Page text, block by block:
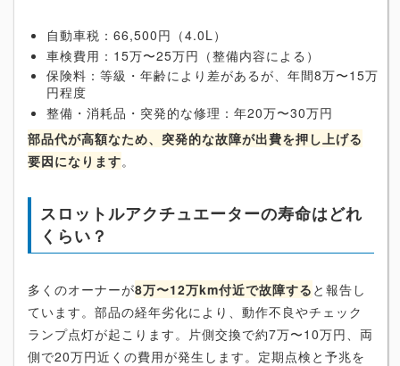
自動車税：66,500円（4.0L）
車検費用：15万〜25万円（整備内容による）
保険料：等級・年齢により差があるが、年間8万〜15万
円程度
整備・消耗品・突発的な修理：年20万〜30万円
部品代が高額なため、突発的な故障が出費を押し上げる
要因になります。
スロットルアクチュエーターの寿命はどれ
くらい？
多くのオーナーが8万〜12万km付近で故障する と報告し
ています。部品の経年劣化により、動作不良やチェック
ランプ点灯が起こります。片側交換で約7万〜10万円、両
側で20万円近くの費用が発生します。定期点検と予兆を